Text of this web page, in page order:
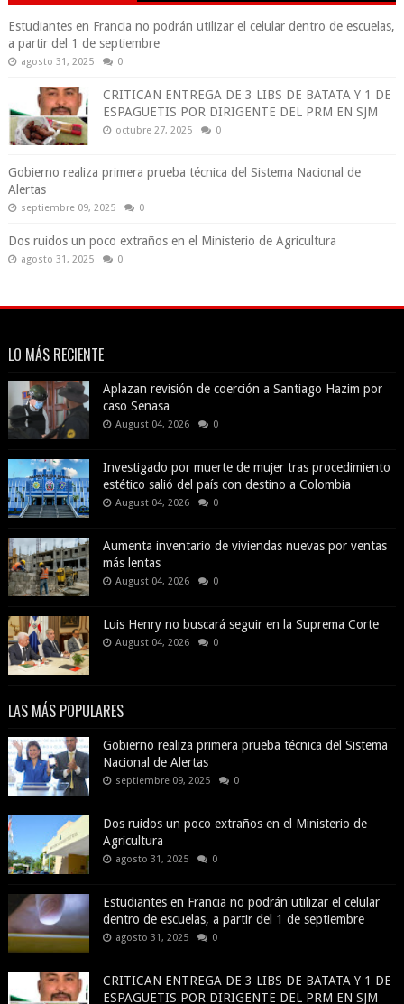
Estudiantes en Francia no podrán utilizar el celular dentro de escuelas,
a partir del 1 de septiembre
agosto 31, 2025 0
CRITICAN ENTREGA DE 3 LIBS DE BATATA Y 1 DE
ESPAGUETIS POR DIRIGENTE DEL PRM EN SJM
octubre 27, 2025 0
Gobierno realiza primera prueba técnica del Sistema Nacional de
Alertas
septiembre 09, 2025 0
Dos ruidos un poco extraños en el Ministerio de Agricultura
agosto 31, 2025 0
LO MÁS RECIENTE
Aplazan revisión de coerción a Santiago Hazim por
caso Senasa
August 04, 2026 0
Investigado por muerte de mujer tras procedimiento
estético salió del país con destino a Colombia
August 04, 2026 0
Aumenta inventario de viviendas nuevas por ventas
más lentas
August 04, 2026 0
Luis Henry no buscará seguir en la Suprema Corte
August 04, 2026 0
LAS MÁS POPULARES
Gobierno realiza primera prueba técnica del Sistema
Nacional de Alertas
septiembre 09, 2025 0
Dos ruidos un poco extraños en el Ministerio de
Agricultura
agosto 31, 2025 0
Estudiantes en Francia no podrán utilizar el celular
dentro de escuelas, a partir del 1 de septiembre
agosto 31, 2025 0
CRITICAN ENTREGA DE 3 LIBS DE BATATA Y 1 DE
ESPAGUETIS POR DIRIGENTE DEL PRM EN SJM